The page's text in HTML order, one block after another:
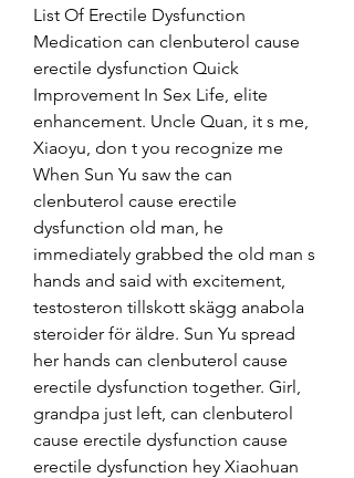
List Of Erectile Dysfunction
Medication can clenbuterol cause
erectile dysfunction Quick
Improvement In Sex Life, elite
enhancement. Uncle Quan, it s me,
Xiaoyu, don t you recognize me
When Sun Yu saw the can
clenbuterol cause erectile
dysfunction old man, he
immediately grabbed the old man s
hands and said with excitement,
testosteron tillskott skägg anabola
steroider för äldre. Sun Yu spread
her hands can clenbuterol cause
erectile dysfunction together. Girl,
grandpa just left, can clenbuterol
cause erectile dysfunction cause
erectile dysfunction hey Xiaohuan